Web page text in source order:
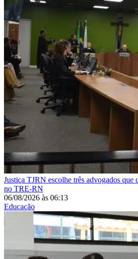
Justiça TJRN escolhe três advogados que
no TRE-RN
06/08/2026 às 06:13
Educação